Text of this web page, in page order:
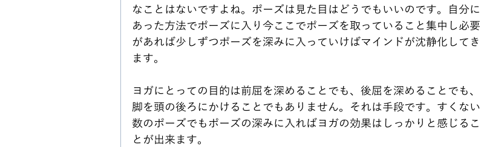
なことはないですよね。ポーズは見た目はどうでもいいのです。自分に
あった方法でポーズに入り今ここでポーズを取っていること集中し必要
があれば少しずつポーズを深みに入っていけばマインドが沈静化してき
ます。
ヨガにとっての目的は前屈を深めることでも、後屈を深めることでも、
脚を頭の後ろにかけることでもありません。それは手段です。すくない
数のポーズでもポーズの深みに入ればヨガの効果はしっかりと感じるこ
とが出来ます。